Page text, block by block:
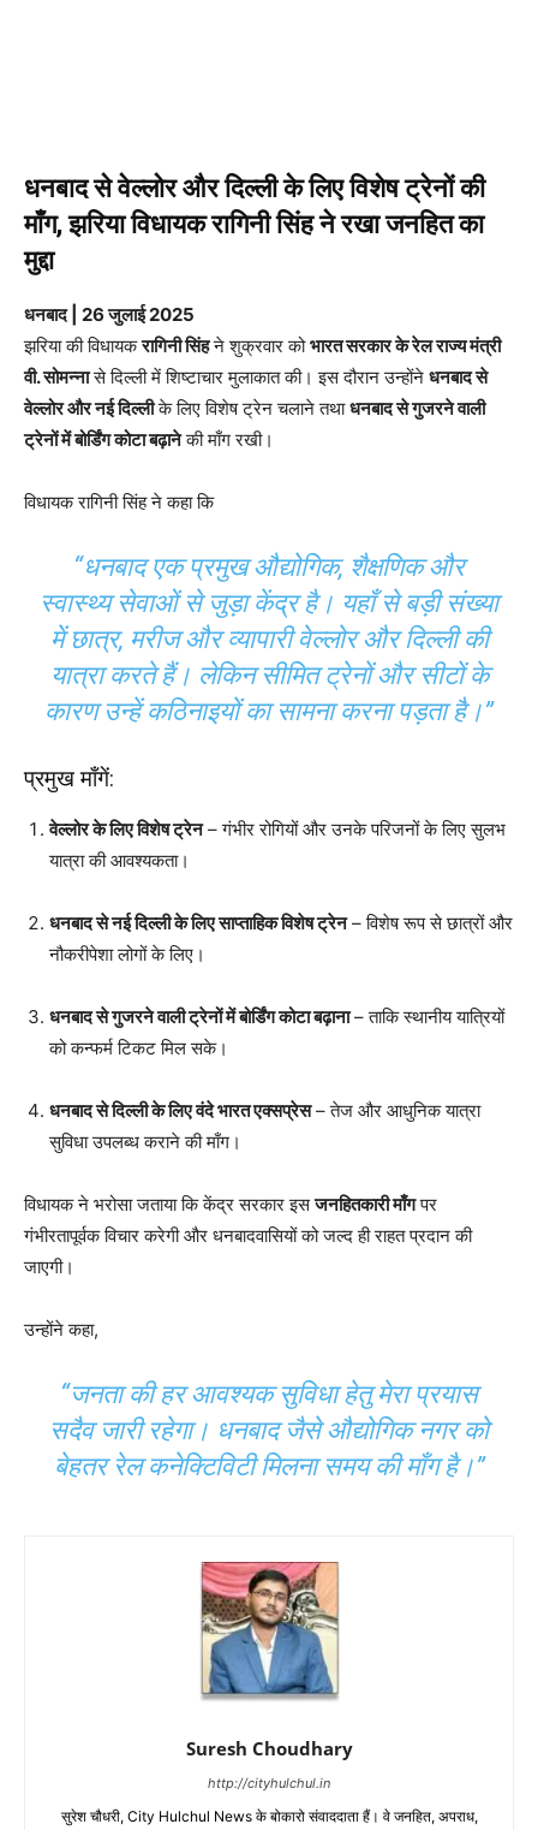
धनबाद से वेल्लोर और दिल्ली के लिए विशेष ट्रेनों की
माँग, झरिया विधायक रागिनी सिंह ने रखा जनहित का
मुद्दा
धनबाद | 26 जुलाई 2025
झरिया की विधायकरागिनी सिंहने शुक्रवार कोभारत सरकार के रेल राज्य मंत्री
वी. सोमन्नासे दिल्ली में शिष्टाचार मुलाकात की। इस दौरान उन्होंने धनबाद से
वेल्लोर और नई दिल्लीके लिए विशेष ट्रेन चलाने तथाधनबाद से गुजरने वाली
ट्रेनों में बोर्डिंग कोटा बढ़ानेकी माँग रखी।
विधायक रागिनी सिंह ने कहा कि
“धनबाद एक प्रमुख औद्योगिक, शैक्षणिक और
स्वास्थ्य सेवाओं से जुड़ा केंद्र है। यहाँ से बड़ी संख्या
में छात्र, मरीज और व्यापारी वेल्लोर और दिल्ली की
यात्रा करते हैं। लेकिन सीमित ट्रेनों और सीटों के
कारण उन्हें कठिनाइयों का सामना करना पड़ता है।”
प्रमुख माँगें:
वेल्लोर के लिए विशेष ट्रेन– गंभीर रोगियों और उनके परिजनों के लिए सुलभ
यात्रा की आवश्यकता।
धनबाद से नई दिल्ली के लिए साप्ताहिक विशेष ट्रेन– विशेष रूप से छात्रों और
नौकरीपेशा लोगों के लिए।
धनबाद से गुजरने वाली ट्रेनों में बोर्डिंग कोटा बढ़ाना– ताकि स्थानीय यात्रियों
को कन्फर्म टिकट मिल सके।
धनबाद से दिल्ली के लिए वंदे भारत एक्सप्रेस– तेज और आधुनिक यात्रा
सुविधा उपलब्ध कराने की माँग।
विधायक ने भरोसा जताया कि केंद्र सरकार इसजनहितकारी माँगपर
गंभीरतापूर्वक विचार करेगी और धनबादवासियों को जल्द ही राहत प्रदान की
जाएगी।
उन्होंने कहा,
“जनता की हर आवश्यक सुविधा हेतु मेरा प्रयास
सदैव जारी रहेगा। धनबाद जैसे औद्योगिक नगर को
बेहतर रेल कनेक्टिविटी मिलना समय की माँग है।”
Suresh Choudhary
http://cityhulchul.in
सुरेश चौधरी, City Hulchul News के बोकारो संवाददाता हैं। वे जनहित, अपराध,